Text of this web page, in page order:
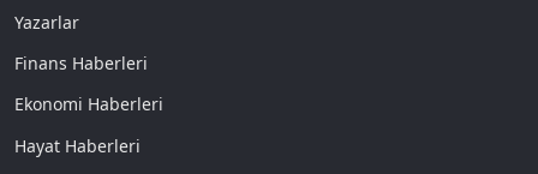
Yazarlar
Finans Haberleri
Ekonomi Haberleri
Hayat Haberleri